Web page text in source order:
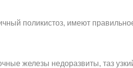
поликистоз, имеют
железы недоразвиты, таз